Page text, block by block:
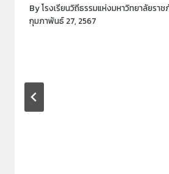
Byโรงเรียนวิถีธรรมแห่งมหาวิทยาลัยรา
กุมภาพันธ์ 27, 2567